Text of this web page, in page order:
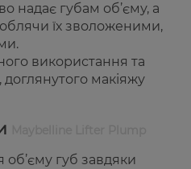
надає губам об’єму, а
їх зволоженими,
використання та
макіяжу
губ завдяки